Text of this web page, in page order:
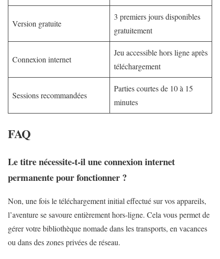
Version gratuite
3 premiers jours disponibles
gratuitement
Connexion internet
Jeu accessible hors ligne après
téléchargement
Sessions recommandées
Parties courtes de 10 à 15
minutes
FAQ
Le titre nécessite-t-il une connexion internet
permanente pour fonctionner ?
Non, une fois le téléchargement initial effectué sur vos appareils,
l’aventure se savoure entièrement hors-ligne. Cela vous permet de
gérer votre bibliothèque nomade dans les transports, en vacances
ou dans des zones privées de réseau.